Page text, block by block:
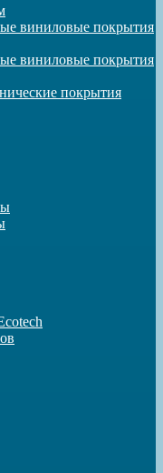
виниловые покрытия
виниловые покрытия
покрытия